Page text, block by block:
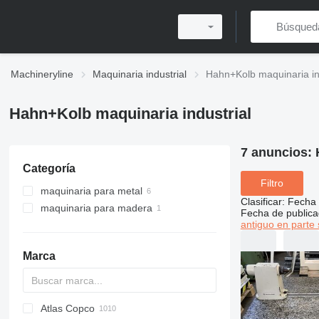
Machineryline Maquinaria industrial Hahn+Kolb maquinaria
Hahn+Kolb maquinaria industrial
Categoría
maquinaria para metal
pulidoras de metal
máquinas de medición de
coordenadas
maquinaria para madera
Marca
PDS
APD
AB
Ensis
VZ
AG3
Atlas Copco
7 anuncios:
Filtro
Clasificar: Fecha
Fecha de
antiguo en parte